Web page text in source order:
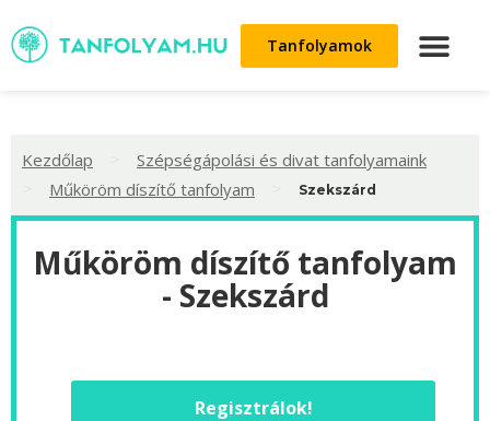
Tanfolyamok
Kezdőlap Szépségápolási és divat tanfolyamaink
Műköröm díszítő tanfolyam Szekszárd
Műköröm díszítő tanfolyam
- Szekszárd
Regisztrálok!